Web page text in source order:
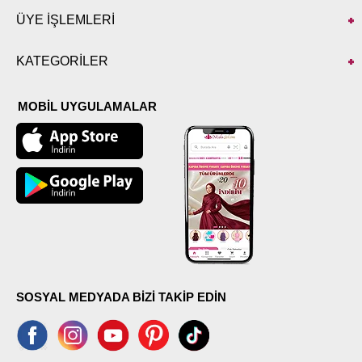
ÜYE İŞLEMLERİ
KATEGORİLER
MOBİL UYGULAMALAR
SOSYAL MEDYADA BİZİ TAKİP EDİN